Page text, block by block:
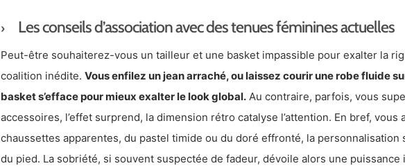
Les conseils d’association avec des tenues féminines actuelles
Peut-être souhaiterez-vous un tailleur et une basket impassible pour exalter la
coalition inédite. Vous enfilez un jean arraché, ou laissez courir une robe fluide
basket s’efface pour mieux exalter le look global. Au contraire, parfois, vous
accessoires, l’effet surprend, la dimension rétro catalyse l’attention. En bref, vous
chaussettes apparentes, du pastel timide ou du doré effronté, la personnalisation
du pied. La sobriété, si souvent suspectée de fadeur, dévoile alors une puissance